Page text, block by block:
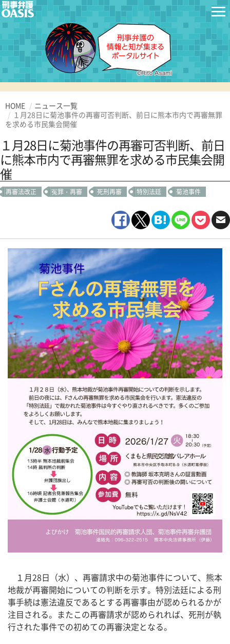
HOME
ニュース一覧
１月28日に菊池事件の再審可否判断、前日に熊本市内で再審無罪
を求める市民集会開催
１月28日に菊池事件の再審可否判断、前日
に熊本市内で再審無罪を求める市民集会開
催
再審法改正 冤罪・再審 死刑再審 特別法廷 菊池事件
１月28日（水）、再審請求中の菊池事件について、熊本
地裁が再審開始についての判断を示す。特別法廷による刑
事手続は憲法違反であるとする再審事由が認められるかが
注目される。またこの再審請求が認められれば、死刑が執
行された事件での初めての再審決定となる。